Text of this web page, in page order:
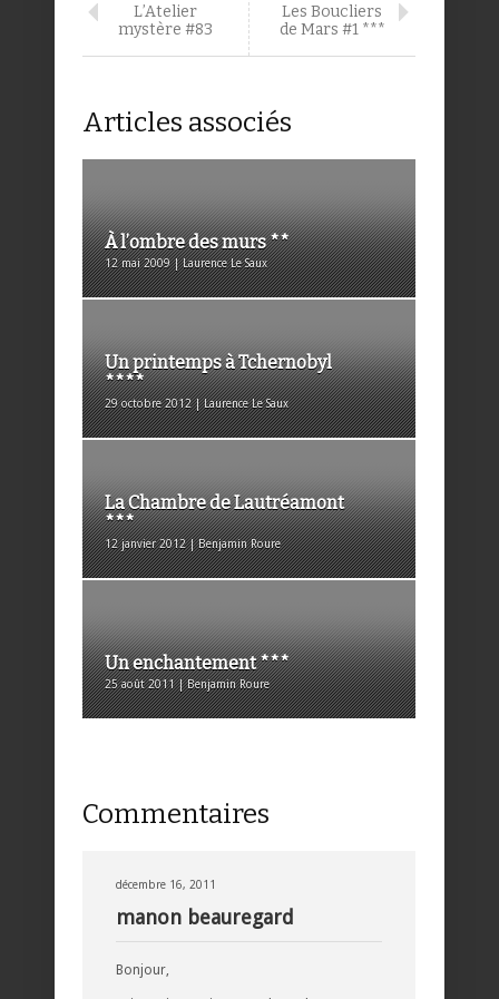
L’Atelier
mystère #83
Les Boucliers
de Mars #1 ***
Articles associés
À l’ombre des murs **
12 mai 2009 | Laurence Le Saux
Un printemps à Tchernobyl
****
29 octobre 2012 | Laurence Le Saux
La Chambre de Lautréamont
***
12 janvier 2012 | Benjamin Roure
Un enchantement ***
25 août 2011 | Benjamin Roure
Commentaires
décembre 16, 2011
manon beauregard
Bonjour,